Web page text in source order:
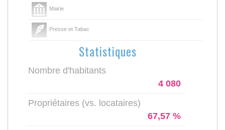
Mairie
Presse et Tabac
Statistiques
Nombre d'habitants
4 080
Propriétaires (vs. locataires)
67,57 %